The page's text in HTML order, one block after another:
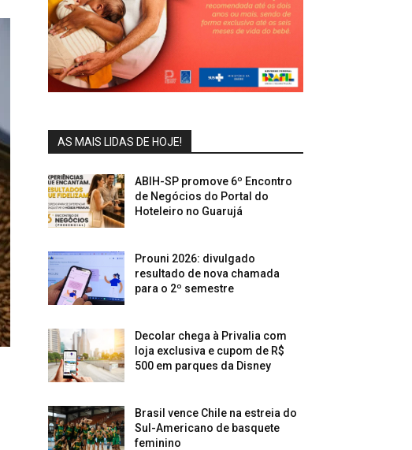
AS MAIS LIDAS DE HOJE!
ABIH-SP promove 6º Encontro
de Negócios do Portal do
Hoteleiro no Guarujá
Prouni 2026: divulgado
resultado de nova chamada
para o 2º semestre
Decolar chega à Privalia com
loja exclusiva e cupom de R$
500 em parques da Disney
Brasil vence Chile na estreia do
Sul-Americano de basquete
feminino